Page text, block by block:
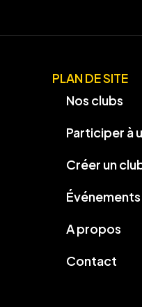
PLAN DE SITE
Nos clubs
Participer à
Créer un
Événements
A propos
Contact